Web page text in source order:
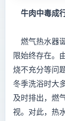
牛肉中毒成
燃气热水器
限始终存在。
烧不充分等问
冬季洗浴时大
及时排出，燃
视。对此，热